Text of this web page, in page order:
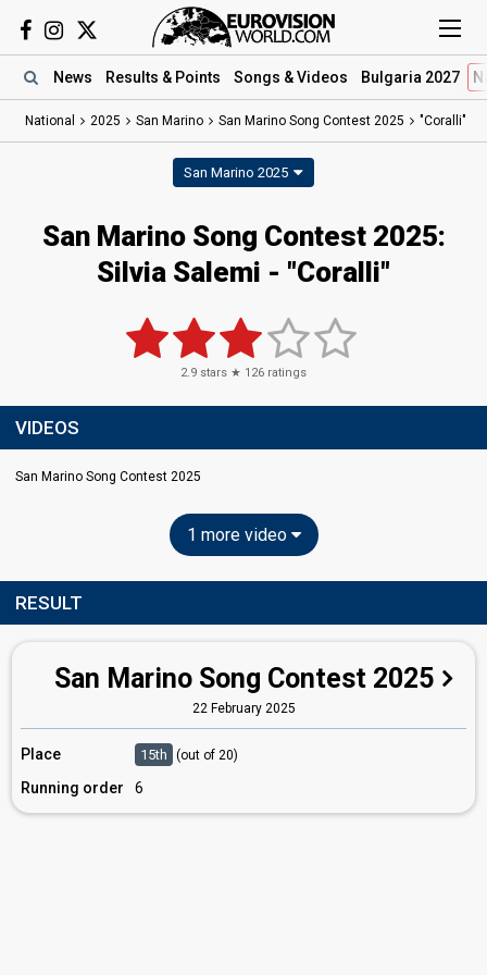
News Results & Points Songs & Videos Bulgaria 2027
National 2025 San Marino San Marino Song Contest 2025 "Coralli"
San Marino 2025
San Marino Song Contest 2025:
Silvia Salemi - "Coralli"
2.9 stars ★ 126 ratings
VIDEOS
San Marino Song Contest 2025
1 more video
RESULT
San Marino Song Contest 2025
22 February 2025
Place 15th (out of 20)
Running order 6